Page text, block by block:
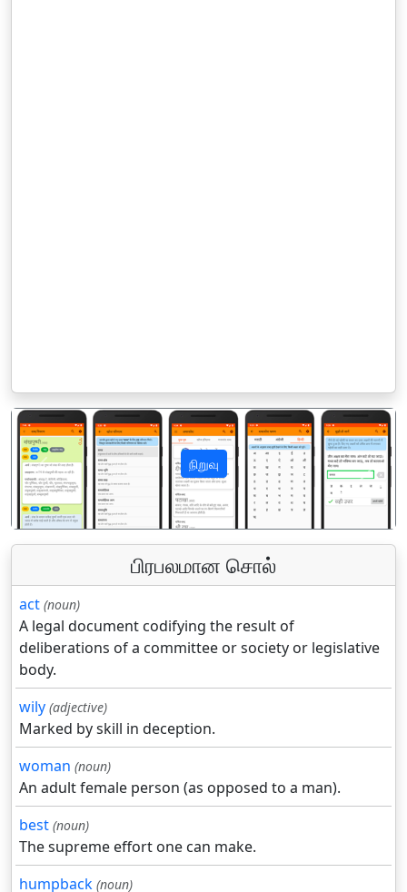
நிறுவு
पिछला अगला
பிரபலமான சொல்
act (noun)
A legal document codifying the result of
deliberations of a committee or society or legislative
body.
wily (adjective)
Marked by skill in deception.
woman (noun)
An adult female person (as opposed to a man).
best (noun)
The supreme effort one can make.
humpback (noun)